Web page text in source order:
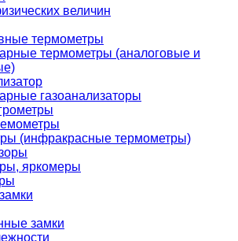
величин
термометры
термометры (аналоговые и
газоанализаторы
(инфракрасные термометры)
яркомеры
замки